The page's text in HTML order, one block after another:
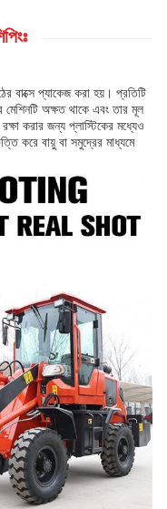
বাক্সে প্যাকেজ করা হয়। প্রতিটি
মেশিনটি অক্ষত থাকে এবং তার মূল
করার জন্য প্লাস্টিকের মধ্যেও
করে বায়ু বা সমুদ্রের মাধ্যমে